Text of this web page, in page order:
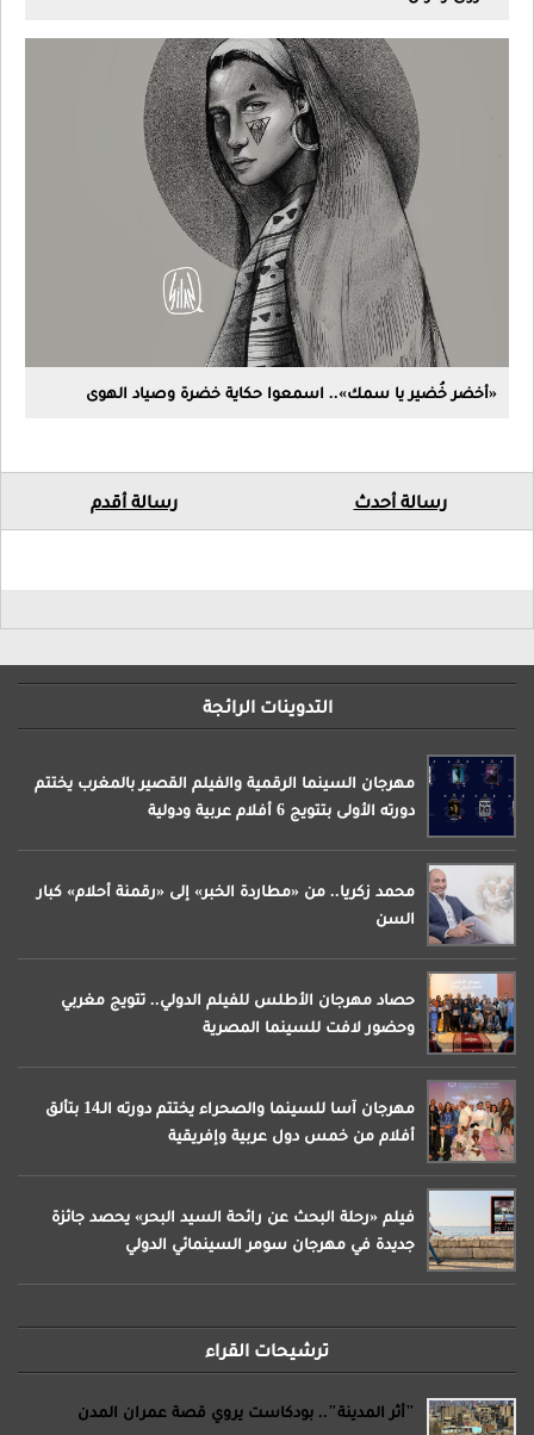
«أخضر خُضير يا سمك».. اسمعوا حكاية خضرة وصياد الهوى
رسالة أحدث رسالة أقدم
التدوينات الرائجة
مهرجان السينما الرقمية والفيلم القصير بالمغرب يختتم
دورته الأولى بتتويج 6 أفلام عربية ودولية
محمد زكريا.. من «مطاردة الخبر» إلى «رقمنة أحلام» كبار
السن
حصاد مهرجان الأطلس للفيلم الدولي.. تتويج مغربي
وحضور لافت للسينما المصرية
مهرجان آسا للسينما والصحراء يختتم دورته الـ14 بتألق
أفلام من خمس دول عربية وإفريقية
فيلم «رحلة البحث عن رائحة السيد البحر» يحصد جائزة
جديدة في مهرجان سومر السينمائي الدولي
ترشيحات القراء
"أثر المدينة".. بودكاست يروي قصة عمران المدن